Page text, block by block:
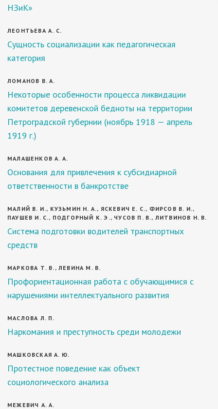
НЗиК»
ЛЕОНТЬЕВА А. С.
Сущность социализации как педагогическая
категория
ЛОМАНОВ В. А.
Некоторые особенности процесса ликвидации
комитетов деревенской бедноты на территории
Петроградской губернии (ноябрь 1918 — апрель
1919 г.)
МАЛАШЕНКОВ А. А.
Основания для привлечения к субсидиарной
ответственности в банкротстве
МАЛИЙ В. И., КУЗЬМИН Н. А., ЯСКЕВИЧ Е. С., ФИРСОВ В. И.,
ПАУШЕВ И. С., ПОДГОРНЫЙ К. Э., ЧУСОВ П. В., ЛИТВИНОВ Н. В.
Система подготовки водителей транспортных
средств
МАРКОВА Т. В., ЛЕВИНА М. В.
Профориентационная работа с обучающимися с
нарушениями интеллектуального развития
МАСЛОВА Л. П.
Наркомания и преступность среди молодежи
МАШКОВСКАЯ А. Ю.
Протестное поведение как объект
социологического анализа
МЕЖЕВИЧ А. А.